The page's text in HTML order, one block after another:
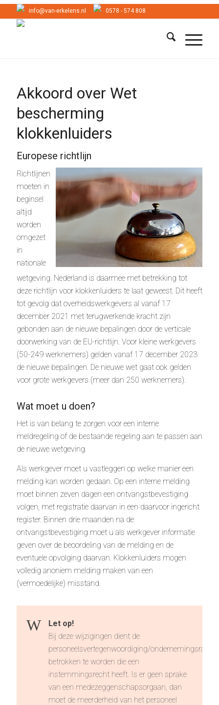
info@van-erkelens.nl 0578 - 574 808
Akkoord over Wet
bescherming
klokkenluiders
Europese richtlijn
Richtlijnen
moeten in
beginsel
altijd
worden
omgezet
in
nationale
wetgeving. Nederland is daarmee met betrekking tot
deze richtlijn voor klokkenluiders te laat geweest. Dit heeft
tot gevolg dat overheidswerkgevers al vanaf 17
december 2021 met terugwerkende kracht zijn
gebonden aan de nieuwe bepalingen door de verticale
doorwerking van de EU-richtlijn. Voor kleine werkgevers
(50-249 werknemers) gelden vanaf 17 december 2023
de nieuwe bepalingen. De nieuwe wet gaat ook gelden
voor grote werkgevers (meer dan 250 werknemers).
Wat moet u doen?
Het is van belang te zorgen voor een interne
meldregeling of de bestaande regeling aan te passen aan
de nieuwe wetgeving.
Als werkgever moet u vastleggen op welke manier een
melding kan worden gedaan. Op een interne melding
moet binnen zeven dagen een ontvangstbevestiging
volgen, met registratie daarvan in een daarvoor ingericht
register. Binnen drie maanden na de
ontvangstbevestiging moet u als werkgever informatie
geven over de beoordeling van de melding en de
eventuele opvolging daarvan. Klokkenluiders mogen
volledig anoniem melding maken van een
(vermoedelijke) misstand.
Let op!
Bij deze wijzigingen dient de
personeelsvertegenwoordiging/ondernemingsraad
betrokken te worden die een
instemmingsrecht heeft. Is er geen sprake
van een medezeggenschapsorgaan, dan
moet de meerderheid van het personeel